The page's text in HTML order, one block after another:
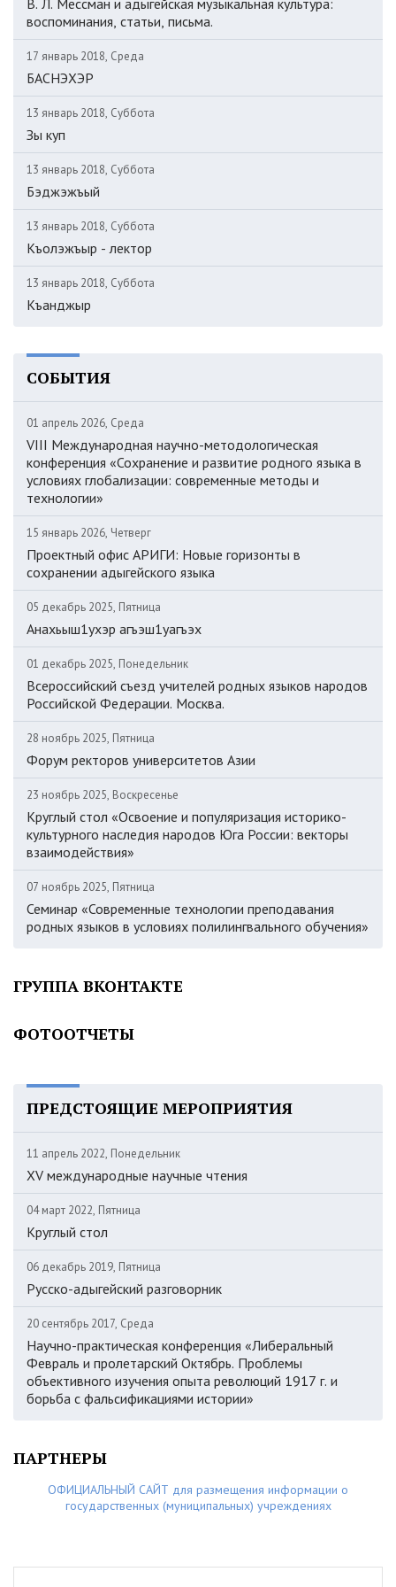
В. Л. Мессман и адыгейская музыкальная культура:
воспоминания, статьи, письма.
17 январь 2018, Среда
БАСНЭХЭР
13 январь 2018, Суббота
Зы куп
13 январь 2018, Суббота
Бэджэжъый
13 январь 2018, Суббота
Къолэжъыр - лектор
13 январь 2018, Суббота
Къанджыр
СОБЫТИЯ
01 апрель 2026, Среда
VIII Международная научно-методологическая
конференция «Сохранение и развитие родного языка в
условиях глобализации: современные методы и
технологии»
15 январь 2026, Четверг
Проектный офис АРИГИ: Новые горизонты в
сохранении адыгейского языка
05 декабрь 2025, Пятница
Анахьыш1ухэр агъэш1уагъэх
01 декабрь 2025, Понедельник
Всероссийский съезд учителей родных языков народов
Российской Федерации. Москва.
28 ноябрь 2025, Пятница
Форум ректоров университетов Азии
23 ноябрь 2025, Воскресенье
Круглый стол «Освоение и популяризация историко-
культурного наследия народов Юга России: векторы
взаимодействия»
07 ноябрь 2025, Пятница
Семинар «Современные технологии преподавания
родных языков в условиях полилингвального обучения»
ГРУППА ВКОНТАКТЕ
ФОТООТЧЕТЫ
ПРЕДСТОЯЩИЕ МЕРОПРИЯТИЯ
11 апрель 2022, Понедельник
XV международные научные чтения
04 март 2022, Пятница
Круглый стол
06 декабрь 2019, Пятница
Русско-адыгейский разговорник
20 сентябрь 2017, Среда
Научно-практическая конференция «Либеральный
Февраль и пролетарский Октябрь. Проблемы
объективного изучения опыта революций 1917 г. и
борьба с фальсификациями истории»
ПАРТНЕРЫ
ОФИЦИАЛЬНЫЙ САЙТ для размещения информации о
государственных (муниципальных) учреждениях